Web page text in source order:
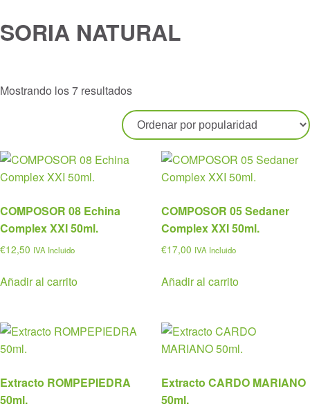
SORIA NATURAL
Mostrando los 7 resultadosOrdenado
por
popularidad
COMPOSOR 08 Echina
Complex XXI 50ml.
€12,50 IVA Incluido
Añadir al carrito
COMPOSOR 05 Sedaner
Complex XXI 50ml.
€17,00 IVA Incluido
Añadir al carrito
Extracto ROMPEPIEDRA
50ml.
Extracto CARDO MARIANO
50ml.